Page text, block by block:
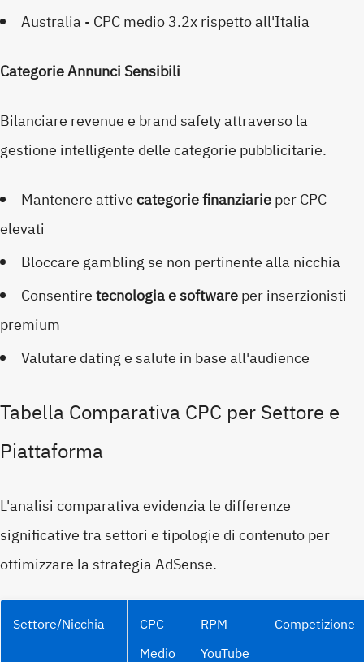
Australia - CPC medio 3.2x rispetto all'Italia
Categorie Annunci Sensibili
Bilanciare revenue e brand safety attraverso la
gestione intelligente delle categorie pubblicitarie.
Mantenere attivecategorie finanziarieper CPC
elevati
Bloccare gambling se non pertinente alla nicchia
Consentiretecnologia e softwareper inserzionisti
premium
Valutare dating e salute in base all'audience
Tabella Comparativa CPC per Settore e
Piattaforma
L'analisi comparativa evidenzia le differenze
significative tra settori e tipologie di contenuto per
ottimizzare la strategia AdSense.
Settore/Nicchia
CPC
Medio
RPM
YouTube
Competizione